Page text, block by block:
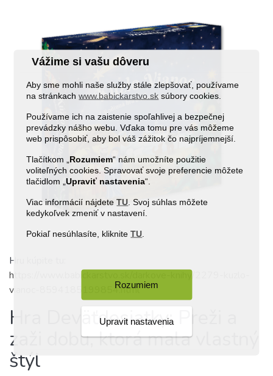
Vážime si vašu dôveru
Aby sme mohli naše služby stále zlepšovať, používame
na stránkachwww.babickarstvo.sk súbory cookies.
Používame ich na zaistenie spoľahlivej a bezpečnej
prevádzky nášho webu. Vďaka tomu pre vás môžeme
web prispôsobiť, aby bol váš zážitok čo najpríjemnejší.
Tlačítkom „ Rozumiem“ nám umožníte použitie
voliteľných cookies. Spravovať svoje preferencie môžete
tlačidlom „Upraviť nastavenia“.
Viac informácií nájdete TU . Svoj súhlas môžete
kedykoľvek zmeniť v nastavení.
Pokiaľ nesúhlasíte, klikniteTU
Rozumiem
Upravit nastavenia
Hru kúpite tu:
https://www.babickarstvo.sk/darkove-knihy/2279-kuzlo-
vianoc-8594185199854.html
Hra Deväťdesiatky: Preži a
zaži dobu, ktorá mala vlastný
štýl